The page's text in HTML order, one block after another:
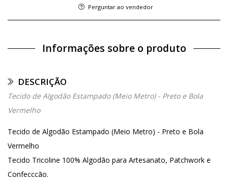
Perguntar ao vendedor
Informações sobre o produto
DESCRIÇÃO
Tecido de Algodão Estampado (Meio Metro) - Preto e Bola
Vermelho
Tecido de Algodão Estampado (Meio Metro) - Preto e Bola
Vermelho
Tecido Tricoline 100% Algodão para Artesanato, Patchwork e
Confeccção.